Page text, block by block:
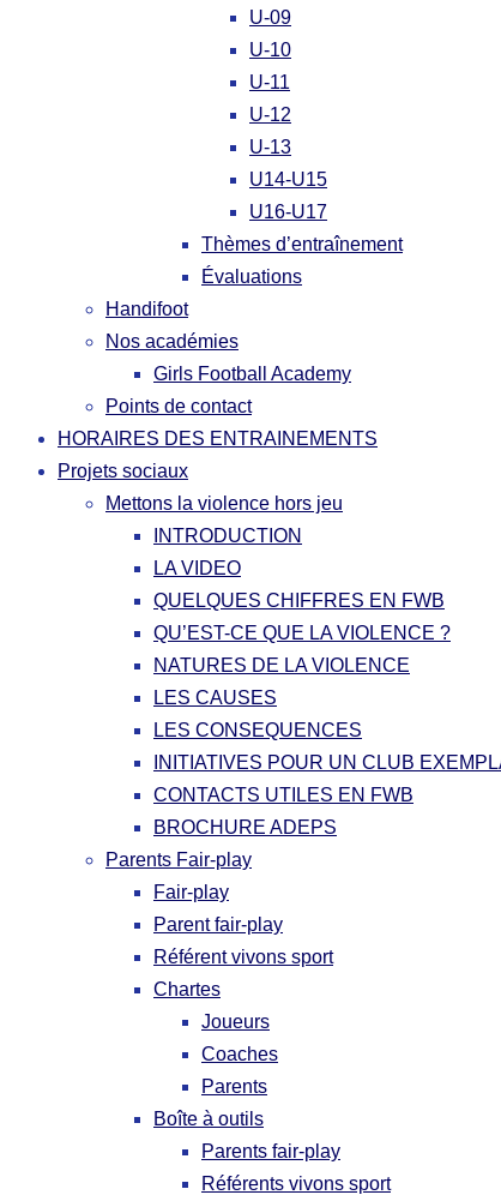
U-09
U-10
U-11
U-12
U-13
U14-U15
U16-U17
Thèmes d’entraînement
Évaluations
Handifoot
Nos académies
Girls Football Academy
Points de contact
HORAIRES DES ENTRAINEMENTS
Projets sociaux
Mettons la violence hors jeu
INTRODUCTION
LA VIDEO
QUELQUES CHIFFRES EN FWB
QU’EST-CE QUE LA VIOLENCE ?
NATURES DE LA VIOLENCE
LES CAUSES
LES CONSEQUENCES
INITIATIVES POUR UN CLUB
CONTACTS UTILES EN FWB
BROCHURE ADEPS
Parents Fair-play
Fair-play
Parent fair-play
Référent vivons sport
Chartes
Joueurs
Coaches
Parents
Boîte à outils
Parents fair-play
Référents vivons sport